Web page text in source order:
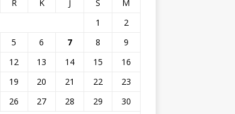
R K J S
M
1
2
5 6 7 8
9
12 13 14 15
16
19 20 21 22
23
26 27 28 29
30